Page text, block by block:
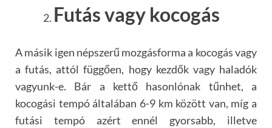
Futás vagy kocogás
A másik igen népszerű mozgásforma a kocogás vagy
a futás, attól függően, hogy kezdők vagy haladók
vagyunk-e. Bár a kettő hasonlónak tűnhet, a
kocogási tempó általában 6-9 km között van, míg a
futási tempó azért ennél gyorsabb, illetve